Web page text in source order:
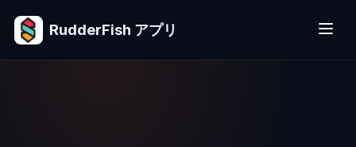
RudderFish アプリ